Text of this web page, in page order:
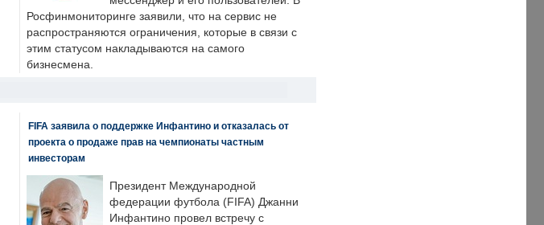
Росфинмониторинге заявили, что на сервис не
распространяются ограничения, которые в связи с
этим статусом накладываются на самого
бизнесмена.
FIFA заявила о поддержке Инфантино и отказалась от
проекта о продаже прав на чемпионаты частным
инвесторам
Президент Международной
федерации футбола (FIFA) Джанни
Инфантино провел встречу с